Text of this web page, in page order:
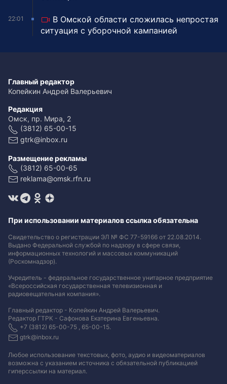
22:01
В Омской области сложилась непростая
ситуация с уборочной кампанией
Главный редактор
Копейкин Андрей Валерьевич
Редакция
Омск, пр. Мира, 2
(3812) 65-00-15
gtrk@inbox.ru
Размещение рекламы
(3812) 65-00-65
reklama@omsk.rfn.ru
При использовании материалов ссылка обязательна
Свидетельство о регистрации ЭЛ № ФС 77-59166 от 22.08.2014.
Выдано Федеральной службой по надзору в сфере связи,
информационных технологий и массовых коммуникаций
(Роскомнадзор).
Учредитель - федеральное государственное унитарное предприятие
«Всероссийская государственная телевизионная и
радиовещательная компания».
Главный редактор - Копейкин Андрей Валерьевич.
Редактор ГТРК - Сафонова Екатерина Евгеньевна.
+7 (3812) 65-00-75 , 65-00-15.
gtrk@inbox.ru
Любое использование текстовых, фото, аудио и видеоматериалов
возможна с указанием источника с обязательной публикацией
гиперссылки на материал.